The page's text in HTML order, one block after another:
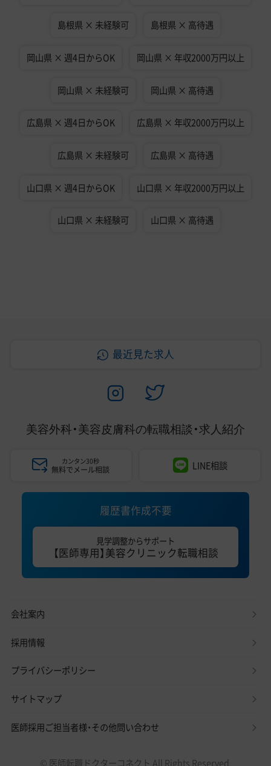
島根県 × 未経験可 島根県 × 高待遇
岡山県 × 週4日からOK 岡山県 × 年収2000万円以上
岡山県 × 未経験可 岡山県 × 高待遇
広島県 × 週4日からOK 広島県 × 年収2000万円以上
広島県 × 未経験可 広島県 × 高待遇
山口県 × 週4日からOK 山口県 × 年収2000万円以上
山口県 × 未経験可 山口県 × 高待遇
最近見た求人
美容外科・美容皮膚科の転職相談・求人紹介
カンタン30秒
無料でメール相談 LINE相談
履歴書作成不要
見学調整からサポート
【医師専用】美容クリニック転職相談
会社案内
採用情報
プライバシーポリシー
サイトマップ
医師採用ご担当者様・その他問い合わせ
© 医師転職ドクターコネクト All Rights Reserved.